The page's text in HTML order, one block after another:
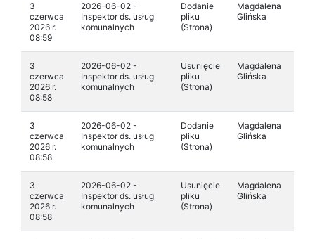
3
czerwca
2026 r.
08:59
2026-06-02 -
Inspektor ds. usług
komunalnych
Dodanie
pliku
(Strona)
Magdalena
Glińska
3
czerwca
2026 r.
08:58
2026-06-02 -
Inspektor ds. usług
komunalnych
Usunięcie
pliku
(Strona)
Magdalena
Glińska
3
czerwca
2026 r.
08:58
2026-06-02 -
Inspektor ds. usług
komunalnych
Dodanie
pliku
(Strona)
Magdalena
Glińska
3
czerwca
2026 r.
08:58
2026-06-02 -
Inspektor ds. usług
komunalnych
Usunięcie
pliku
(Strona)
Magdalena
Glińska